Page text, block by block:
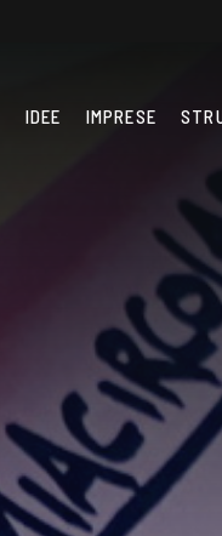
IDEE IMPRESE